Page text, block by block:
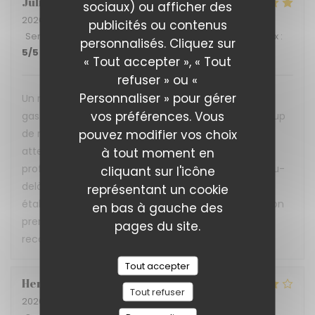
sociaux) ou afficher des
publicités ou contenus
personnalisés. Cliquez sur
« Tout accepter », « Tout
refuser » ou «
Personnaliser » pour gérer
vos préférences. Vous
pouvez modifier vos choix
à tout moment en
cliquant sur l'icône
représentant un cookie
en bas à gauche des
pages du site.
Tout accepter
Tout refuser
2026-07-02
- 12:15 - Couverts 4
Service
Ambiance 5 /5 Cuisine Qualité / Prix :
5/5
Un restaurant qui prouve qu'on peut allier
gastronomie, convivialité et inclusion avec beaucoup
de réussite ! L'accueil est chaleureux, le service
attentionné et réalisé avec beaucoup de
professionnalisme. Nous avons très bien déjeuné. Au-
delà de la qualité de la cuisine, c'est aussi un
établissement porteur de belles valeurs, où l'inclusion
prend tout son sens. Une très belle adresse que je
recommande sans hésiter !
Hervé
2026-06-30
- 12:30 - Couverts 3